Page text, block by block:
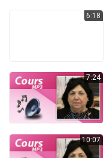
6:18
7:24
10:07